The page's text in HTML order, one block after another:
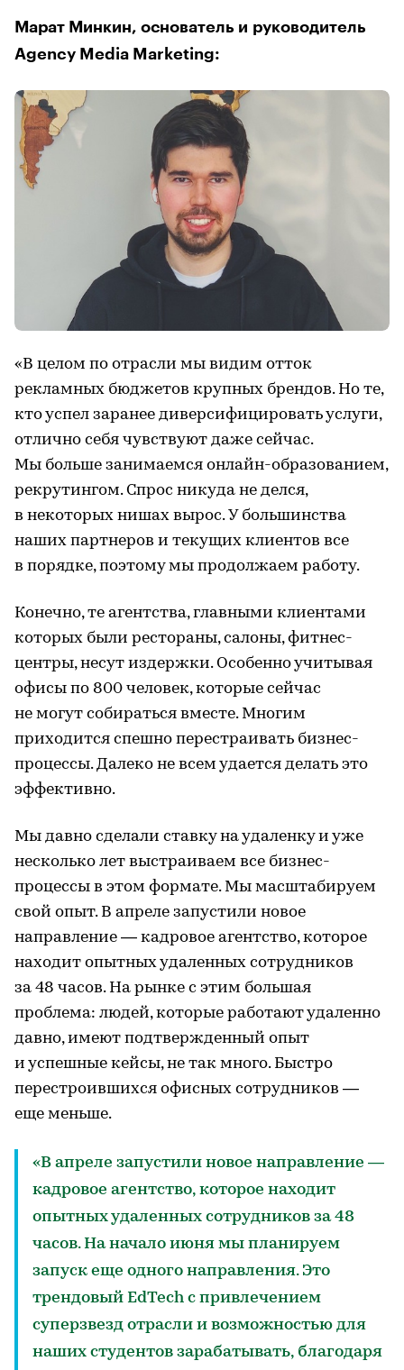
Марат Минкин, основатель и руководитель
Agency Media Marketing:
«В целом по отрасли мы видим отток
рекламных бюджетов крупных брендов. Но те,
кто успел заранее диверсифицировать услуги,
отлично себя чувствуют даже сейчас.
Мы больше занимаемся онлайн-образованием,
рекрутингом. Спрос никуда не делся,
в некоторых нишах вырос. У большинства
наших партнеров и текущих клиентов все
в порядке, поэтому мы продолжаем работу.
Конечно, те агентства, главными клиентами
которых были рестораны, салоны, фитнес-
центры, несут издержки. Особенно учитывая
офисы по 800 человек, которые сейчас
не могут собираться вместе. Многим
приходится спешно перестраивать бизнес-
процессы. Далеко не всем удается делать это
эффективно.
Мы давно сделали ставку на удаленку и уже
несколько лет выстраиваем все бизнес-
процессы в этом формате. Мы масштабируем
свой опыт. В апреле запустили новое
направление — кадровое агентство, которое
находит опытных удаленных сотрудников
за 48 часов. На рынке с этим большая
проблема: людей, которые работают удаленно
давно, имеют подтвержденный опыт
и успешные кейсы, не так много. Быстро
перестроившихся офисных сотрудников —
еще меньше.
«В апреле запустили новое направление —
кадровое агентство, которое находит
опытных удаленных сотрудников за 48
часов. На начало июня мы планируем
запуск еще одного направления. Это
трендовый EdTech с привлечением
суперзвезд отрасли и возможностью для
наших студентов зарабатывать, благодаря